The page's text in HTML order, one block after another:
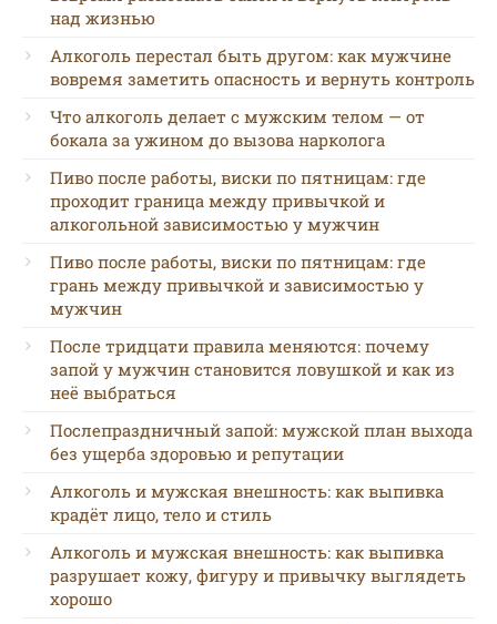
над жизнью
Алкоголь перестал быть другом: как мужчине
вовремя заметить опасность и вернуть контроль
Что алкоголь делает с мужским телом — от
бокала за ужином до вызова нарколога
Пиво после работы, виски по пятницам: где
проходит граница между привычкой и
алкогольной зависимостью у мужчин
Пиво после работы, виски по пятницам: где
грань между привычкой и зависимостью у
мужчин
После тридцати правила меняются: почему
запой у мужчин становится ловушкой и как из
неё выбраться
Послепраздничный запой: мужской план выхода
без ущерба здоровью и репутации
Алкоголь и мужская внешность: как выпивка
крадёт лицо, тело и стиль
Алкоголь и мужская внешность: как выпивка
разрушает кожу, фигуру и привычку выглядеть
хорошо